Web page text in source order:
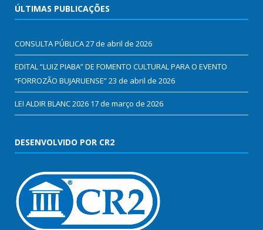
ÚLTIMAS PUBLICAÇÕES
CONSULTA PÚBLICA27 de abril de 2026
EDITAL “LUIZ PIABA” DE FOMENTO CULTURAL PARA O EVENTO
“FORROZÃO BUJARUENSE”23 de abril de 2026
LEI ALDIR BLANC 2026 17 de março de 2026
DESENVOLVIDO POR CR2